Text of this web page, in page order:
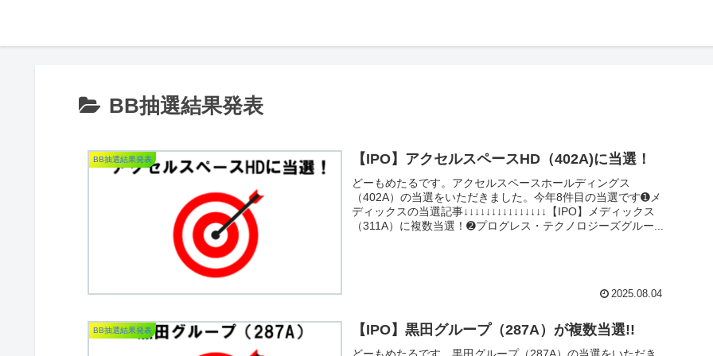
BB抽選結果発表
BB抽選結果発表 【IPO】アクセルスペースHD（402A)に当選！
どーもめたるです。アクセルスペースホールディングス
（402A）の当選をいただきました。今年8件目の当選です➊メ
ディックスの当選記事↓↓↓↓↓↓↓↓↓↓↓↓↓↓↓【IPO】メディックス
（311A）に複数当選！➋プログレス・テクノロジーズグルー...
2025.08.04
BB抽選結果発表 【IPO】黒田グループ（287A）が複数当選!!